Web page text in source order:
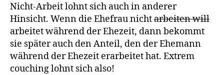
Nicht-Arbeit lohnt sich auch in anderer
Hinsicht. Wenn die Ehefrau nichtarbeiten will
arbeitet während der Ehezeit, dann bekommt
sie später auch den Anteil, den der Ehemann
während der Ehezeit erarbeitet hat. Extrem
couching lohnt sich also!